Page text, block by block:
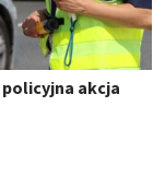
policyjna akcja